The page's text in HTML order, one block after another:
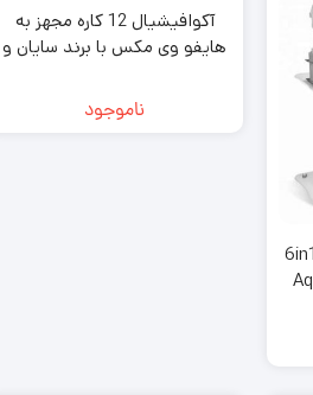
آکواپیل آپ 6 کاره کره ای | 6in1
آکوافیشیال 12 کاره مجهز به
هایفو وی مکس با برند سایان و
ناموجود